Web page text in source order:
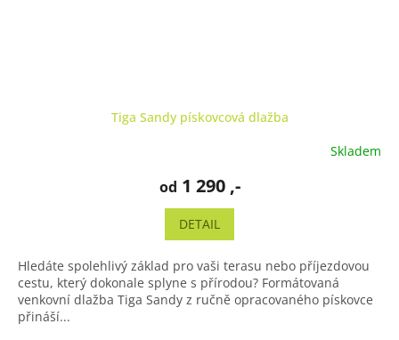
Tiga Sandy pískovcová dlažba
hvězdiček.
Skladem
od 1 290 ,-
DETAIL
Hledáte spolehlivý základ pro vaši terasu nebo příjezdovou
cestu, který dokonale splyne s přírodou? Formátovaná
venkovní dlažba Tiga Sandy z ručně opracovaného pískovce
přináší...